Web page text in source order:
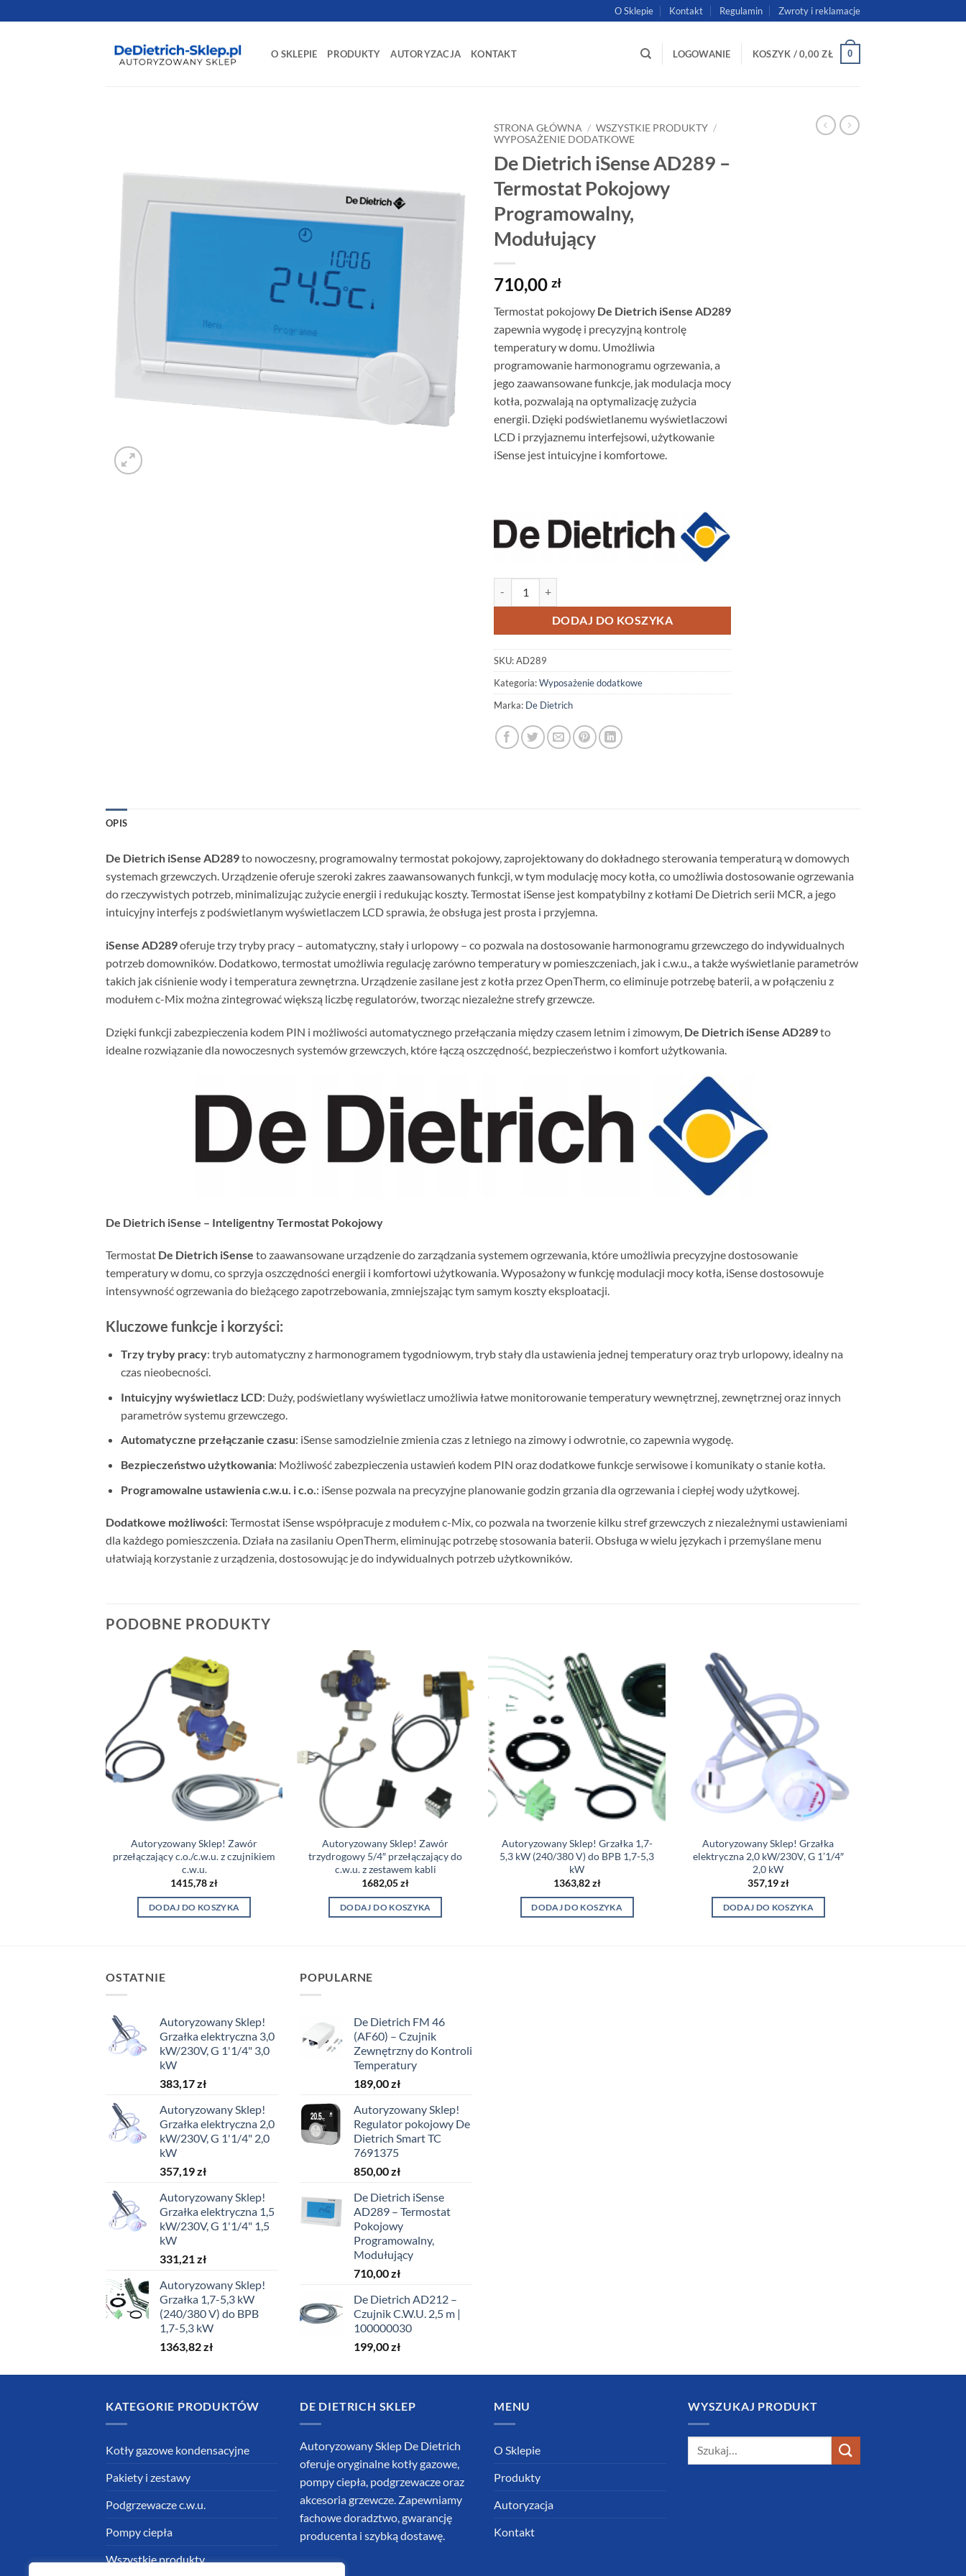
do
O Sklepie Kontakt Regulamin Zwroty i reklamacje
O SKLEPIE PRODUKTY AUTORYZACJA KONTAKT LOGOWANIE KOSZYK /0,00ZŁ 0
STRONA GŁÓWNA / WSZYSTKIE PRODUKTY /
WYPOSAŻENIE DODATKOWE
De Dietrich iSense AD289 –
Termostat Pokojowy
Programowalny,
Modułujący
710,00 zł
Termostat pokojowy De Dietrich iSense AD289
zapewnia wygodę i precyzyjną kontrolę
temperatury w domu. Umożliwia
programowanie harmonogramu ogrzewania, a
jego zaawansowane funkcje, jak modulacja mocy
kotła, pozwalają na optymalizację zużycia
energii. Dzięki podświetlanemu wyświetlaczowi
LCD i przyjaznemu interfejsowi, użytkowanie
iSense jest intuicyjne i komfortowe.
DODAJ DO KOSZYKA
SKU:AD289
Kategoria:Wyposażenie dodatkowe
Marka: De Dietrich
OPIS
De Dietrich iSense AD289to nowoczesny, programowalny termostat pokojowy, zaprojektowany do dokładnego sterowania temperaturą w domowych
systemach grzewczych. Urządzenie oferuje szeroki zakres zaawansowanych funkcji, w tym modulację mocy kotła, co umożliwia dostosowanie ogrzewania
do rzeczywistych potrzeb, minimalizując zużycie energii i redukując koszty. Termostat iSense jest kompatybilny z kotłami De Dietrich serii MCR, a jego
intuicyjny interfejs z podświetlanym wyświetlaczem LCD sprawia, że obsługa jest prosta i przyjemna.
iSense AD289oferuje trzy tryby pracy – automatyczny, stały i urlopowy – co pozwala na dostosowanie harmonogramu grzewczego do indywidualnych
potrzeb domowników. Dodatkowo, termostat umożliwia regulację zarówno temperatury w pomieszczeniach, jak i c.w.u., a także wyświetlanie parametrów
takich jak ciśnienie wody i temperatura zewnętrzna. Urządzenie zasilane jest z kotła przez OpenTherm, co eliminuje potrzebę baterii, a w połączeniu z
modułem c-Mix można zintegrować większą liczbę regulatorów, tworząc niezależne strefy grzewcze.
Dzięki funkcji zabezpieczenia kodem PIN i możliwości automatycznego przełączania między czasem letnim i zimowym, De Dietrich iSense AD289to
idealne rozwiązanie dla nowoczesnych systemów grzewczych, które łączą oszczędność, bezpieczeństwo i komfort użytkowania.
De Dietrich iSense – Inteligentny Termostat Pokojowy
Termostat De Dietrich iSense to zaawansowane urządzenie do zarządzania systemem ogrzewania, które umożliwia precyzyjne dostosowanie
temperatury w domu, co sprzyja oszczędności energii i komfortowi użytkowania. Wyposażony w funkcję modulacji mocy kotła, iSense dostosowuje
intensywność ogrzewania do bieżącego zapotrzebowania, zmniejszając tym samym koszty eksploatacji.
Kluczowe funkcje i korzyści:
Trzy tryby pracy: tryb automatyczny z harmonogramem tygodniowym, tryb stały dla ustawienia jednej temperatury oraz tryb urlopowy, idealny na
czas nieobecności.
Intuicyjny wyświetlacz LCD: Duży, podświetlany wyświetlacz umożliwia łatwe monitorowanie temperatury wewnętrznej, zewnętrznej oraz innych
parametrów systemu grzewczego.
Automatyczne przełączanie czasu: iSense samodzielnie zmienia czas z letniego na zimowy i odwrotnie, co zapewnia wygodę.
Bezpieczeństwo użytkowania: Możliwość zabezpieczenia ustawień kodem PIN oraz dodatkowe funkcje serwisowe i komunikaty o stanie kotła.
Programowalne ustawienia c.w.u. i c.o. : iSense pozwala na precyzyjne planowanie godzin grzania dla ogrzewania i ciepłej wody użytkowej.
Dodatkowe możliwości: Termostat iSense współpracuje z modułem c-Mix, co pozwala na tworzenie kilku stref grzewczych z niezależnymi ustawieniami
dla każdego pomieszczenia. Działa na zasilaniu OpenTherm, eliminując potrzebę stosowania baterii. Obsługa w wielu językach i przemyślane menu
ułatwiają korzystanie z urządzenia, dostosowując je do indywidualnych potrzeb użytkowników.
PODOBNE PRODUKTY
Autoryzowany Sklep! Zawór
przełączający c.o./c.w.u. z czujnikiem
c.w.u.
1415,78zł
DODAJ DO KOSZYKA
Autoryzowany Sklep! Zawór
trzydrogowy 5/4″ przełączający do
c.w.u. z zestawem kabli
1682,05zł
DODAJ DO KOSZYKA
Autoryzowany Sklep! Grzałka 1,7-
5,3 kW (240/380 V) do BPB 1,7-5,3
kW
1363,82zł
DODAJ DO KOSZYKA
Autoryzowany Sklep! Grzałka
elektryczna 2,0 kW/230V, G 1’1/4″
2,0 kW
357,19zł
DODAJ DO KOSZYKA
OSTATNIE
Autoryzowany Sklep!
Grzałka elektryczna 3,0
kW/230V, G 1'1/4" 3,0
kW
383,17zł
Autoryzowany Sklep!
Grzałka elektryczna 2,0
kW/230V, G 1'1/4" 2,0
kW
357,19zł
Autoryzowany Sklep!
Grzałka elektryczna 1,5
kW/230V, G 1'1/4" 1,5
kW
331,21zł
Autoryzowany Sklep!
Grzałka 1,7-5,3 kW
(240/380 V) do BPB
1,7-5,3 kW
1363,82zł
POPULARNE
De Dietrich FM 46
(AF60) – Czujnik
Zewnętrzny do Kontroli
Temperatury
189,00zł
Autoryzowany Sklep!
Regulator pokojowy De
Dietrich Smart TC
7691375
850,00zł
De Dietrich iSense
AD289 – Termostat
Pokojowy
Programowalny,
Modułujący
710,00zł
De Dietrich AD212 –
Czujnik C.W.U. 2,5 m |
100000030
199,00zł
KATEGORIE PRODUKTÓW
Kotły gazowe kondensacyjne
Pakiety i zestawy
Podgrzewacze c.w.u.
Pompy ciepła
Wszystkie produkty
DE DIETRICH SKLEP
Autoryzowany Sklep De Dietrich
oferuje oryginalne kotły gazowe,
pompy ciepła, podgrzewacze oraz
akcesoria grzewcze. Zapewniamy
fachowe doradztwo, gwarancję
producenta i szybką dostawę.
MENU
O Sklepie
Produkty
Autoryzacja
Kontakt
WYSZUKAJ PRODUKT
Szukaj: